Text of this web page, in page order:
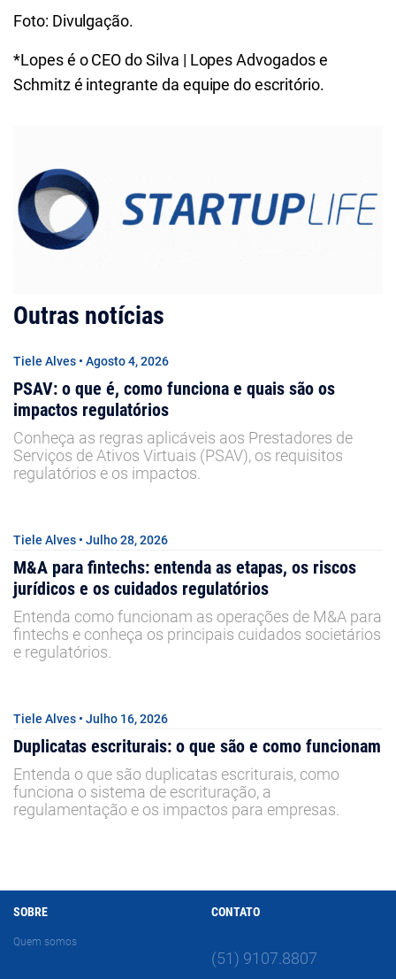
Foto: Divulgação.
*Lopes é o CEO do Silva | Lopes Advogados e
Schmitz é integrante da equipe do escritório.
Outras notícias
Tiele Alves • Agosto 4, 2026
PSAV: o que é, como funciona e quais são os
impactos regulatórios
Conheça as regras aplicáveis aos Prestadores de
Serviços de Ativos Virtuais (PSAV), os requisitos
regulatórios e os impactos.
Tiele Alves • Julho 28, 2026
M&A para fintechs: entenda as etapas, os riscos
jurídicos e os cuidados regulatórios
Entenda como funcionam as operações de M&A para
fintechs e conheça os principais cuidados societários
e regulatórios.
Tiele Alves • Julho 16, 2026
Duplicatas escriturais: o que são e como funcionam
Entenda o que são duplicatas escriturais, como
funciona o sistema de escrituração, a
regulamentação e os impactos para empresas.
SOBRE
Quem somos
CONTATO
(51) 9107.8807